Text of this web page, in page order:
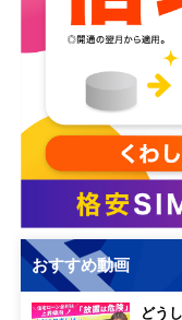
おすすめ動画
どう